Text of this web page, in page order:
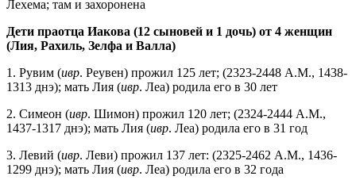
Лехема; там и захоронена
Дети праотца Иакова (12 сыновей и 1 дочь) от 4 женщин
(Лия, Рахиль, Зелфа и Валла)
1. Рувим (ивр. Реувен) прожил 125 лет; (2323-2448 A.M., 1438-
1313 днэ); мать Лия (ивр. Леа) родила его в 30 лет
2. Симеон (ивр. Шимон) прожил 120 лет; (2324-2444 A.M.,
1437-1317 днэ); мать Лия (ивр. Леа) родила его в 31 год
3. Левий (ивр. Леви) прожил 137 лет: (2325-2462 A.M., 1436-
1299 днэ); мать Лия (ивр. Леа) родила его в 32 года